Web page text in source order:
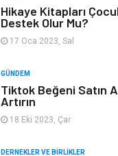
Metal
Basın
Hikaye Kitapları
Destek Olur Mu?
17 Oca 2023, Sal
GÜNDEM
Tiktok Beğeni Satın
Artırın
18 Eki 2023, Çar
DERNEKLER VE BIRLIKLER